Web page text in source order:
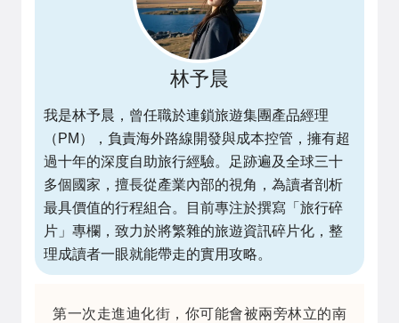
林予晨
我是林予晨，曾任職於連鎖旅遊集團產品經理
（PM），負責海外路線開發與成本控管，擁有超
過十年的深度自助旅行經驗。足跡遍及全球三十
多個國家，擅長從產業內部的視角，為讀者剖析
最具價值的行程組合。目前專注於撰寫「旅行碎
片」專欄，致力於將繁雜的旅遊資訊碎片化，整
理成讀者一眼就能帶走的實用攻略。
第一次走進迪化街，你可能會被兩旁林立的南